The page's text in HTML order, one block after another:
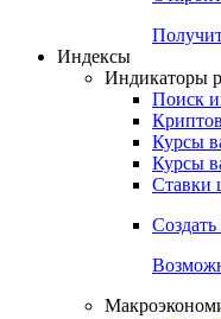
Индикаторы
Поиск
Курсы
Курсы
Ставки
Создать